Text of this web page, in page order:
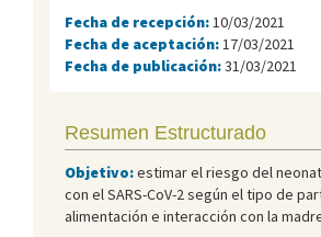
Fecha de recepción: 10/03/2021
Fecha de aceptación: 17/03/2021
Fecha de publicación:31/03/2021
Resumen Estructurado
Objetivo:estimar el riesgo del
con el SARS-CoV-2 según el tipo de
alimentación e interacción con la